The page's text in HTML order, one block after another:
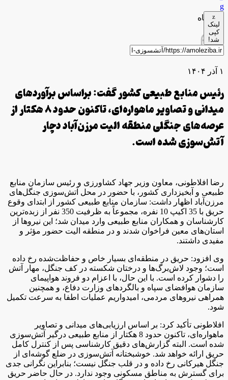
لینک
کپی
شد!
۱ آذر ۱۴۰۴
رئیس منابع طبیعی کشور گفت: بر‌‌اساس برآوردهای
میدانی و تصاویر ماهواره‌ای، تاکنون حدود 8 هکتار از
عرصه‌های جنگلی منطقه الیت مرزن‌آباد دچار
آتش‌سوزی شده است.
رضا افلاطونی، معاون وزیر جهاد کشاورزی و رئیس سازمان منابع
طبیعی و آبخیزداری کشور، با حضور در محل آتش‌سوزی جنگل‌های
مرزن‌آباد اظهار داشت: سازمان منابع طبیعی کشور از ابتدای وقوع
حریق با 35 اکیپ 10 نفره، مجموعاً به ظرفیت 350 نفر از زبده‌ترین
کارشناسان و همکاران منابع طبیعی وارد میدان شد؛ این نیروها از
استان‌های معین فراخوان شدند و در منطقه الیت حضور مؤثر و
مفیدی داشتند.
وی افزود: حریق در منطقه‌ای بسیار خاص و حفاظت‌شده رخ داده
است؛ وجود لاش‌برگ‌ها و درختان شکسته در کف جنگل، مهار آتش
را دشوار کرده است. با این حال، با اعزام دو فروند هواپیمای
سازمان هوافضای سپاه و بالگردها‌ی وزارت دفاع، و همچنین
همراهی نیروهای مردمی، امیدواریم عملیات اطفا به سرعت تکمیل
شود.
افلاطونی تأکید کرد: بر اساس ارزیابی‌های میدانی و تصاویر
ماهواره‌ای، تاکنون حدود 8 هکتار از منابع طبیعی درگیر آتش‌سوزی
شده است. البته گزارش‌های دقیق کارشناسی پس از کنترل کامل
حریق ارائه خواهد شد. خوشبختانه آتش‌سوزی در ضلع گوشه‌ای از
جنگل هیرکانی رخ داده و در قلب جنگل نیست؛ بنابراین نگرانی جدی
برای گسترش به مناطق مسکونی وجود ندارد. در حال حاضر حریق